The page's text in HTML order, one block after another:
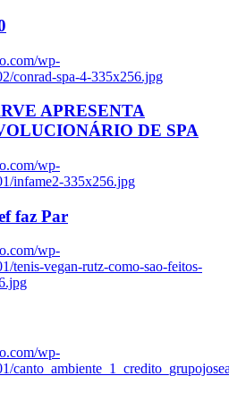
wp-
conrad-spa-4-335x256.jpg
APRESENTA
DE SPA
wp-
infame2-335x256.jpg
faz Par
wp-
tenis-vegan-rutz-como-sao-feitos-
wp-